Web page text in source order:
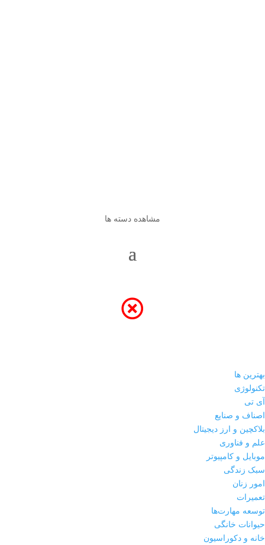
مشاهده دسته ها
بهترین ها
تکنولوژی
آی تی
اصناف و صنایع
بلاکچین و ارز دیجیتال
علم و فناوری
موبایل و کامپیوتر
سبک زندگی
امور زنان
تعمیرات
توسعه مهارت‌ها
حیوانات خانگی
خانه و دکوراسیون